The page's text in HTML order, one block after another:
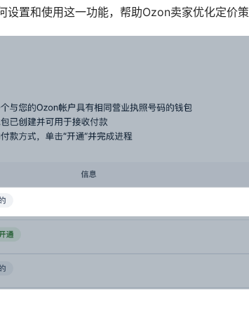
设置和使用这一功能，帮助Ozon卖家优化定价策